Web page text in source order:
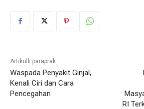
Artikulli paraprak
Waspada Penyakit Ginjal,
Kenali Ciri dan Cara
Pencegahan
RI